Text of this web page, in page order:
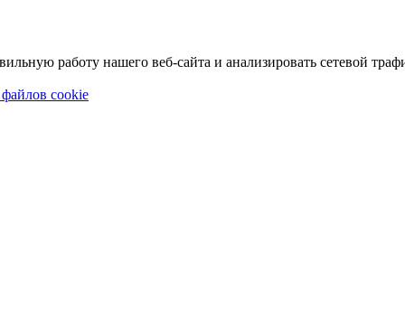
работу нашего веб-сайта и анализировать сетевой
cookie